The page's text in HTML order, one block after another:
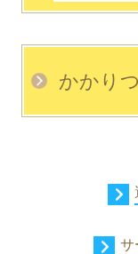
かかり
サ